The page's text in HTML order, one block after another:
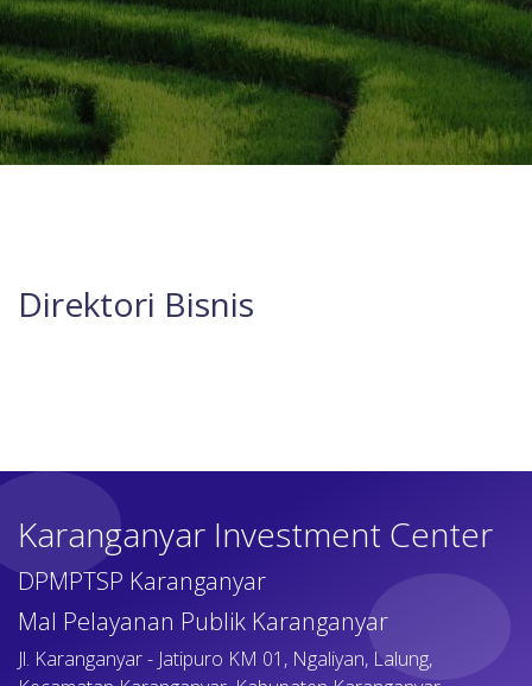
Direktori Bisnis
Karanganyar Investment Center
DPMPTSP Karanganyar
Mal Pelayanan Publik Karanganyar
Jl. Karanganyar - Jatipuro KM 01, Ngaliyan, Lalung,